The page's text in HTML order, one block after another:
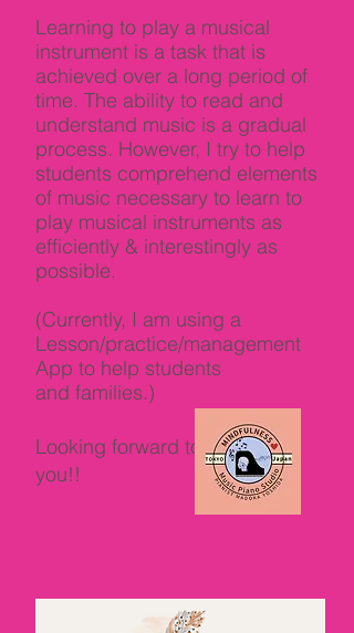
Learning to play a musical
instrument is a task that is
achieved over a long period of
time. The ability to read and
understand music is a gradual
process. However, I try to help
students comprehend elements
of music necessary to learn to
play musical instruments as
efficiently & interestingly as
possible.
(Currently, I am using a
Lesson/practice/management
App to help students
and families.)
​Looking forward to meeting
you!!
Madoka Yoshida